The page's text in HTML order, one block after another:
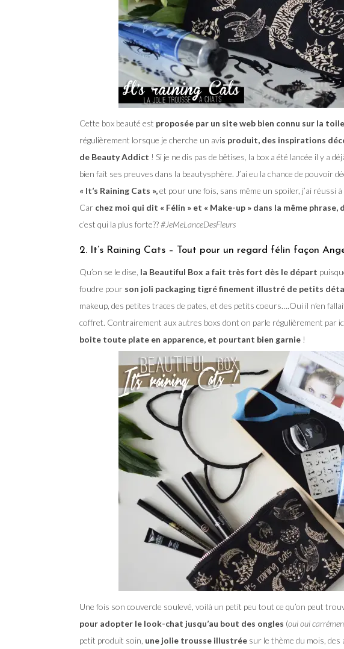
Cette box beauté est proposée par un site web bien connu sur la
régulièrement lorsque je cherche un avis produit, des inspirations
de Beauty Addict ! Si je ne dis pas de bêtises, la box a été lancée il y a
bien fait ses preuves dans la beautysphère. J’ai eu la chance de pouvoir
« It’s Raining Cats »,et pour une fois, sans même un spoiler, j’ai réussi
Car chez moi qui dit « Félin » et « Make-up » dans la même
c’est qui la plus forte??#JeMeLanceDesFleurs
2. It’s Raining Cats – Tout pour un regard félin façon
Qu’on se le dise, la Beautiful Box a fait très fort dès le départ
foudre pour son joli packaging tigré finement illustré de petits
makeup, des petites traces de pates, et des petits coeurs….Oui il n’en
coffret. Contrairement aux autres boxs dont on parle régulièrement par
boite toute plate en apparence, et pourtant bien garnie !
Une fois son couvercle soulevé, voilà un petit peu tout ce qu’on peut
pour adopter le look-chat jusqu’au bout des ongles (oui oui
petit produit soin, une jolie trousse illustrée sur le thème du mois,